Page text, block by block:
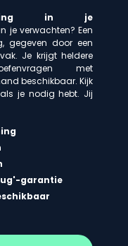
in je
je verwachten? Een
gegeven door een
Je krijgt heldere
met
beschikbaar. Kijk
je nodig hebt. Jij
garantie